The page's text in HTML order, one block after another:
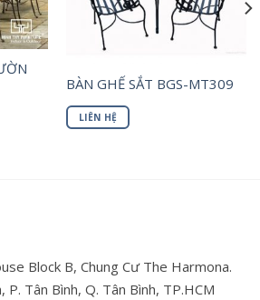
BÀN GHẾ SẮT BGS-MT309
LIÊN HỆ
Block B, Chung Cư The Harmona.
Tân Bình, Q. Tân Bình, TP.HCM